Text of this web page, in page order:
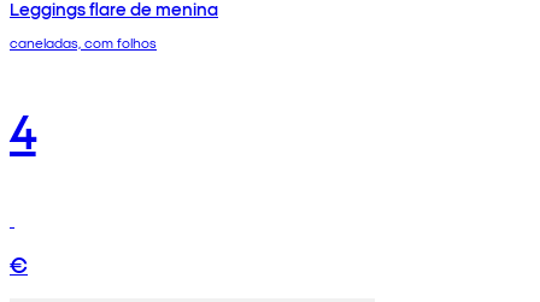
Leggings flare de menina
caneladas, com folhos
4
€